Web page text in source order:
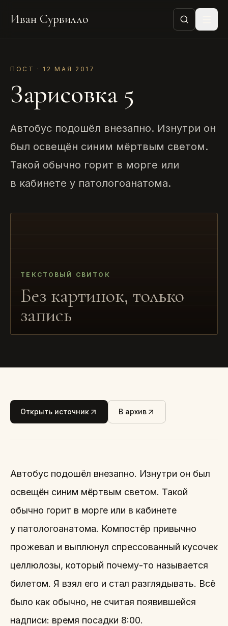
Иван Сурвилло
ПОСТ · 12 МАЯ 2017
Зарисовка 5
Автобус подошёл внезапно. Изнутри он
был освещён синим мёртвым светом.
Такой обычно горит в морге или
в кабинете у патологоанатома.
ТЕКСТОВЫЙ СВИТОК
Без картинок, только
запись
Открыть источник В архив
Автобус подошёл внезапно. Изнутри он был
освещён синим мёртвым светом. Такой
обычно горит в морге или в кабинете
у патологоанатома. Компостёр привычно
прожевал и выплюнул спрессованный кусочек
целлюлозы, который почему-то называется
билетом. Я взял его и стал разглядывать. Всё
было как обычно, не считая появившейся
надписи: время посадки 8:00.